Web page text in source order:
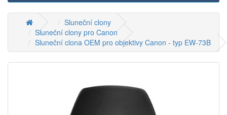
Sluneční clony
Sluneční clony pro Canon
Sluneční clona OEM pro objektivy Canon - typ EW-73B